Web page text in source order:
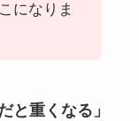
になりま
と重くなる」